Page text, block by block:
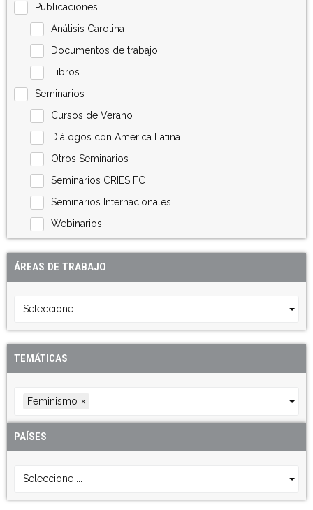
Publicaciones
Análisis Carolina
Documentos de trabajo
Libros
Seminarios
Cursos de Verano
Diálogos con América Latina
Otros Seminarios
Seminarios CRIES FC
Seminarios Internacionales
Webinarios
ÁREAS DE TRABAJO
Seleccione...
TEMÁTICAS
Feminismo ×
PAÍSES
Seleccione ...